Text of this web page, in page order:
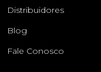
Distribuidores
Blog
Fale Conosco